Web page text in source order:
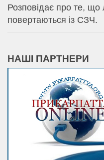
Розповідає про те,
повертаються із СЗЧ.
НАШІ ПАРТНЕРИ